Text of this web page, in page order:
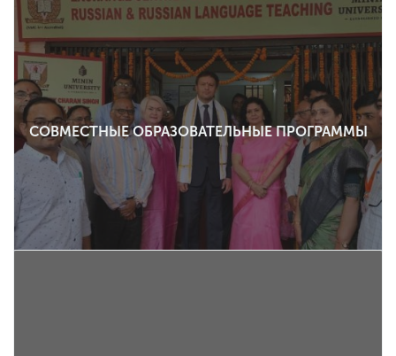
СОВМЕСТНЫЕ ОБРАЗОВАТЕЛЬНЫЕ ПРОГРАММЫ